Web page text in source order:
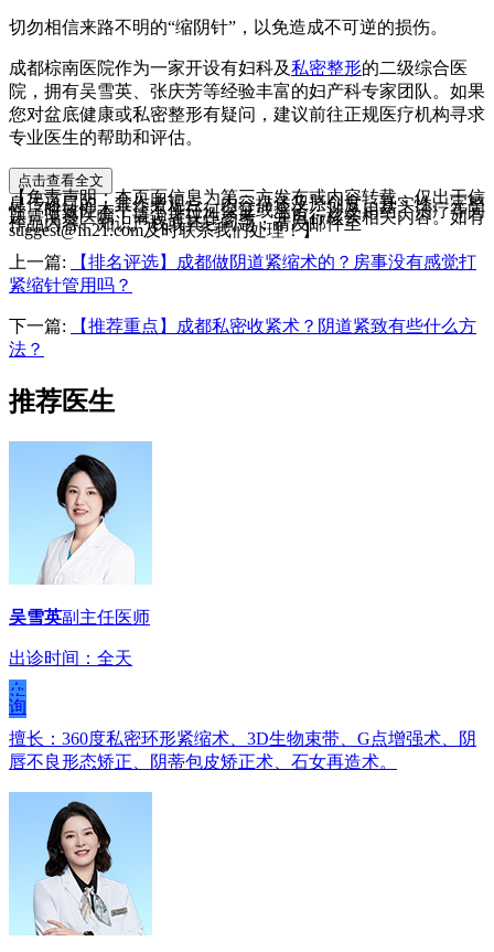
切勿相信来路不明的“缩阴针”，以免造成不可逆的损伤。
成都棕南医院作为一家开设有妇科及私密整形的二级综合医
院，拥有吴雪英、张庆芳等经验丰富的妇产科专家团队。如果
您对盆底健康或私密整形有疑问，建议前往正规医疗机构寻求
专业医生的帮助和评估。
点击查看全文
【免责声明：本页面信息为第三方发布或内容转载，仅出于信
息传递目的，其作者观点、内容描述及原创度、真实性、完整
性、时效性本平台不作任何保证或承诺，涉及用药、治疗等问
题需谨遵医嘱！请读者仅作参考，并自行核实相关内容。如有
作品内容、知识产权或其它问题，请发邮件至
suggest@fh21.com及时联系我们处理！】
上一篇:
【排名评选】成都做阴道紧缩术的？房事没有感觉打
紧缩针管用吗？
下一篇:
【推荐重点】成都私密收紧术？阴道紧致有些什么方
法？
推荐医生
吴雪英副主任医师
出诊时间：全天
在
线
咨
询
擅长：360度私密环形紧缩术、3D生物束带、G点增强术、阴
唇不良形态矫正、阴蒂包皮矫正术、石女再造术。